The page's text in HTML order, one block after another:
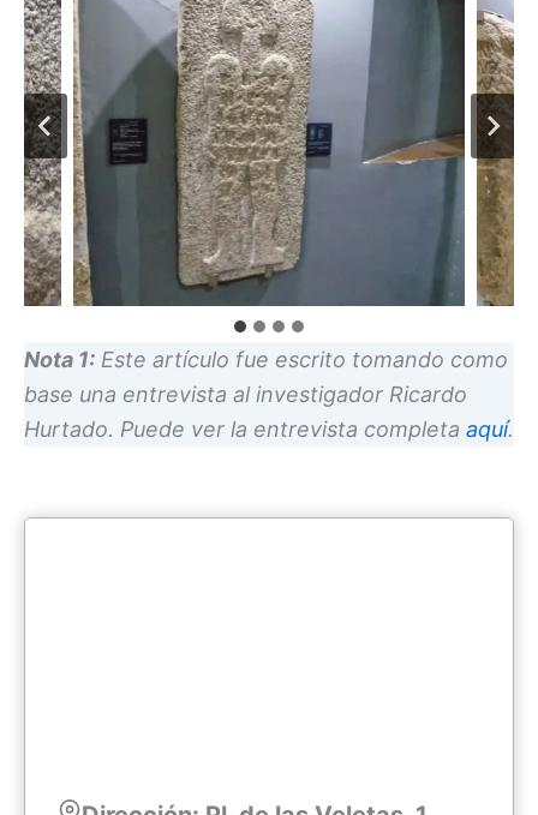
Nota 1: Este artículo fue escrito tomando como
base una entrevista al investigador Ricardo
Hurtado. Puede ver la entrevista completa aquí.